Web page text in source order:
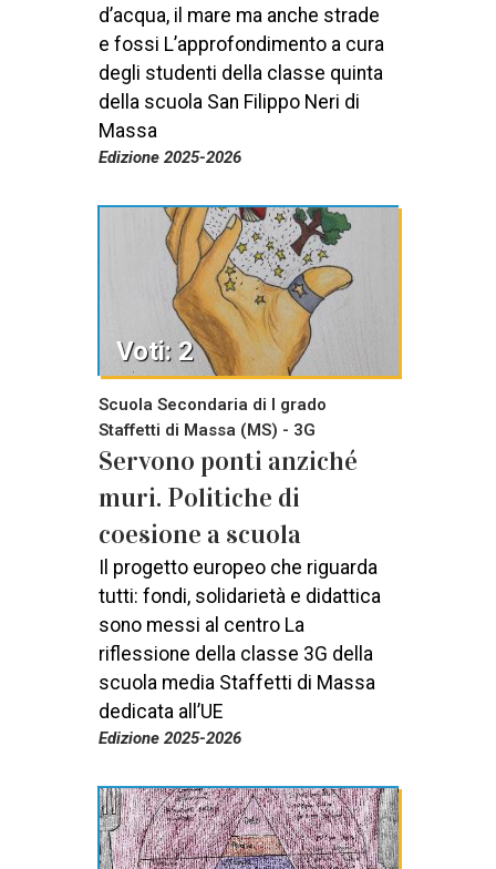
d’acqua, il mare ma anche strade
e fossi L’approfondimento a cura
degli studenti della classe quinta
della scuola San Filippo Neri di
Massa
Edizione 2025-2026
Scuola Secondaria di I grado
Staffetti di Massa (MS) - 3G
Servono ponti anziché
muri. Politiche di
coesione a scuola
Il progetto europeo che riguarda
tutti: fondi, solidarietà e didattica
sono messi al centro La
riflessione della classe 3G della
scuola media Staffetti di Massa
dedicata all’UE
Edizione 2025-2026
Voti: 2